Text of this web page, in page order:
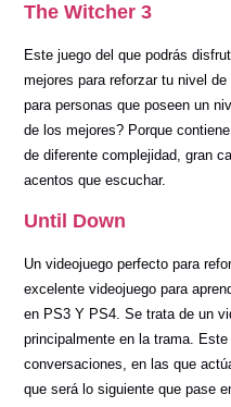
The Witcher 3
Este juego del que podrás
mejores para reforzar tu nivel
para personas que poseen un
de los mejores? Porque
de diferente complejidad, gran
acentos que escuchar.
Until Down
Un videojuego perfecto para
excelente videojuego para
en PS3 Y PS4. Se trata de un
principalmente en la trama.
conversaciones, en las que
que será lo siguiente que pase